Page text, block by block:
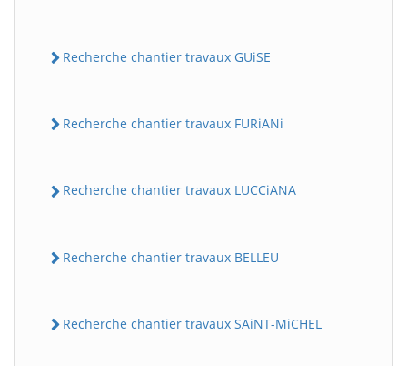
Recherche chantier travaux GUiSE
Recherche chantier travaux FURiANi
Recherche chantier travaux LUCCiANA
Recherche chantier travaux BELLEU
Recherche chantier travaux SAiNT-MiCHEL